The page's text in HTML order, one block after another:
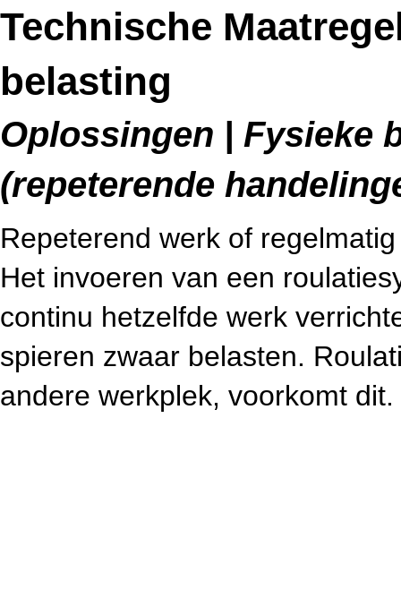
Technische
belasting
Oplossingen | Fysieke
(repeterende
Repeterend werk of
Het invoeren van een
continu hetzelfde werk
spieren zwaar belasten.
andere werkplek, voorkomt dit.